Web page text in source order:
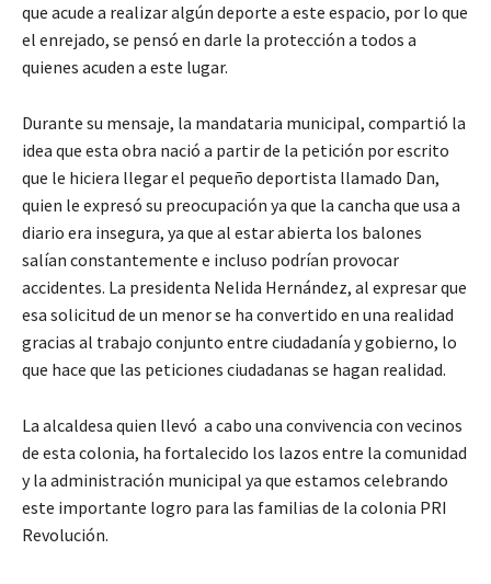
que acude a realizar algún deporte a este espacio, por lo que
el enrejado, se pensó en darle la protección a todos a
quienes acuden a este lugar.
Durante su mensaje, la mandataria municipal, compartió la
idea que esta obra nació a partir de la petición por escrito
que le hiciera llegar el pequeño deportista llamado Dan,
quien le expresó su preocupación ya que la cancha que usa a
diario era insegura, ya que al estar abierta los balones
salían constantemente e incluso podrían provocar
accidentes. La presidenta Nelida Hernández, al expresar que
esa solicitud de un menor se ha convertido en una realidad
gracias al trabajo conjunto entre ciudadanía y gobierno, lo
que hace que las peticiones ciudadanas se hagan realidad.
La alcaldesa quien llevó a cabo una convivencia con vecinos
de esta colonia, ha fortalecido los lazos entre la comunidad
y la administración municipal ya que estamos celebrando
este importante logro para las familias de la colonia PRI
Revolución.